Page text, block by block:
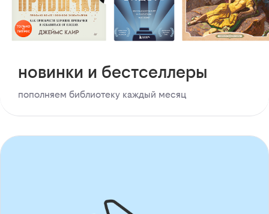
новинки и бестселлеры
пополняем библиотеку каждый месяц